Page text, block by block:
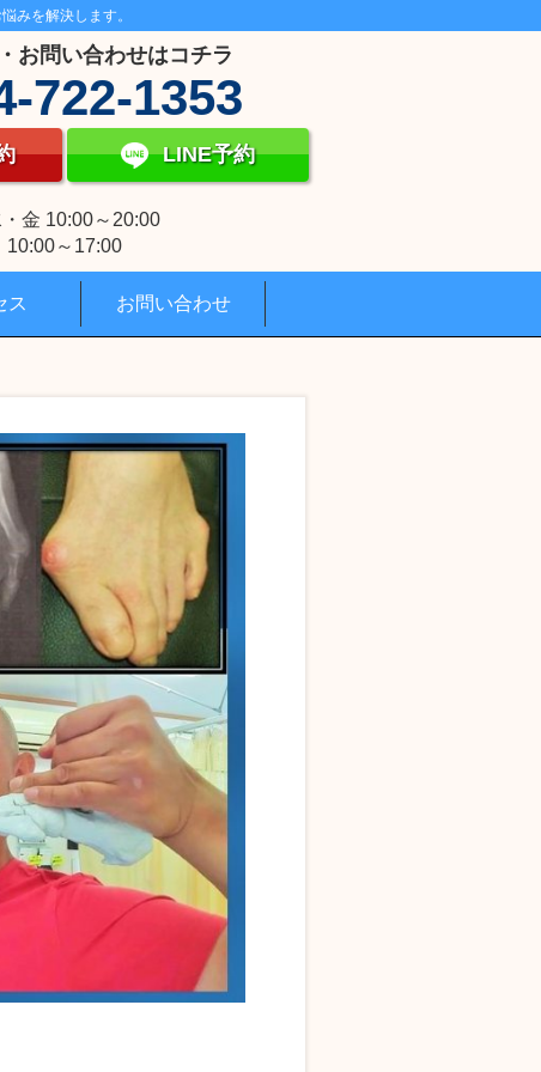
みを解決します。
お問い合わせはコチラ
722-1353
LINE予約
金 10:00～20:00
～17:00
ス お問い合わせ